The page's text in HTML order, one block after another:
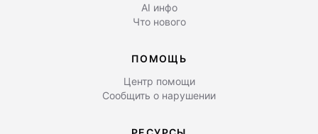
AI инфо
Что нового
ПОМОЩЬ
Центр помощи
Сообщить о нарушении